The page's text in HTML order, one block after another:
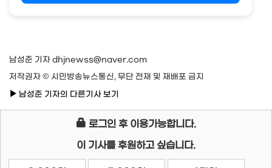
남성준 기자 dhjnewss@naver.com
저작권자 © 시민방송뉴스통신, 무단 전재 및 재배포 금지
남성준 기자의 다른기사 보기
로그인 후 이용가능합니다.
이 기사를 후원하고 싶습니다.